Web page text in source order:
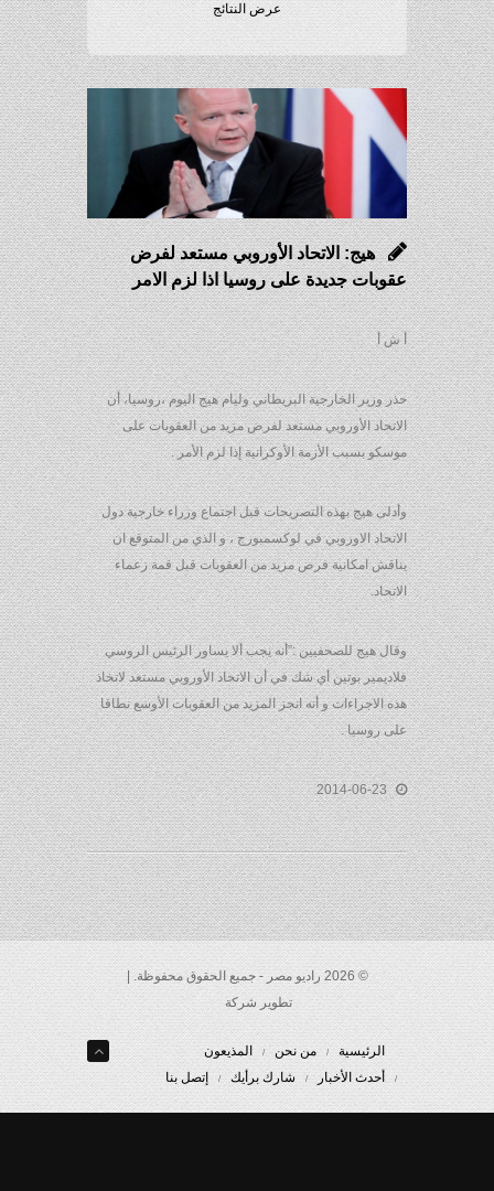
عرض النتائج
هيج: الاتحاد الأوروبي مستعد لفرض
عقوبات جديدة على روسيا اذا لزم الامر
أ ش أ
حذر وزير الخارجية البريطاني وليام هيج اليوم ،روسيا، أن
الاتحاد الأوروبي مستعد لفرض مزيد من العقوبات على
موسكو بسبب الأزمة الأوكرانية إذا لزم الأمر .
وأدلى هيج بهذه التصريحات قبل اجتماع وزراء خارجية دول
الاتحاد الاوروبي في لوكسمبورج ، و الذي من المتوقع ان
يناقش امكانية فرض مزيد من العقوبات قبل قمة زعماء
الاتحاد.
وقال هيج للصحفيين :”أنه يجب ألا يساور الرئيس الروسي
فلاديمير بوتين أي شك في أن الاتحاد الأوروبي مستعد لاتخاذ
هذه الاجراءات و أنه انجز المزيد من العقوبات الأوسع نطاقا
على روسيا .
2014-06-23
© 2026 راديو مصر - جميع الحقوق محفوظة. |
تطوير شركة
الرئيسية من نحن
المذيعون
أحدث الأخبار
شارك برأيك إتصل بنا